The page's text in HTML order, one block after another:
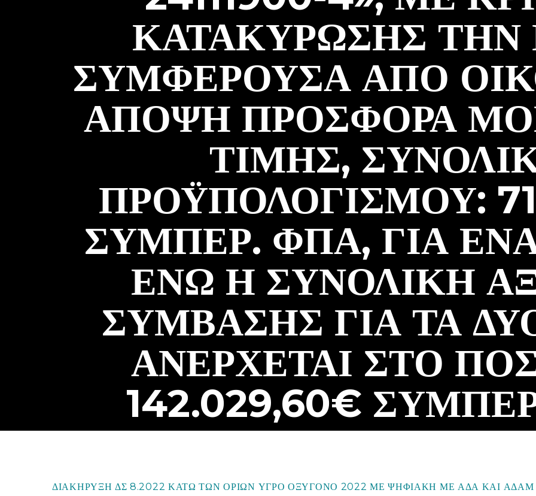
ΚΑΤΑΚΎΡΩΣΗΣ
ΣΥΜΦΈΡΟΥΣΑ ΑΠΌ
ΆΠΟΨΗ ΠΡΟΣΦΟΡΆ
ΤΙΜΉΣ,
ΠΡΟΫΠΟΛΟΓΙΣΜΟΎ:
ΣΥΜΠΕΡ. ΦΠΑ, ΓΙΑ
ΕΝΏ Η ΣΥΝΟΛΙΚΉ
ΣΎΜΒΑΣΗΣ ΓΙΑ ΤΑ
ΑΝΈΡΧΕΤΑΙ ΣΤΟ
142.029,60€
ΔΙΑΚΗΡΥΞΗ ΔΣ 8.2022 ΚΑΤΩ ΤΩΝ ΟΡΙΩΝ ΥΓΡΟ ΟΞΥΓΟΝΟ 2022 ΜΕ ΨΗΦΙΑΚΗ ΜΕ ΑΔΑ ΚΑΙ ΑΔΑΜ